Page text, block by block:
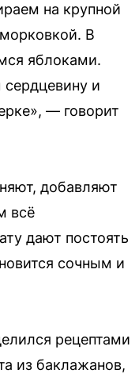
на крупной
В
яблоками.
и
— говорит
добавляют
всё
дают постоять
сочным и
рецептами
из баклажанов,